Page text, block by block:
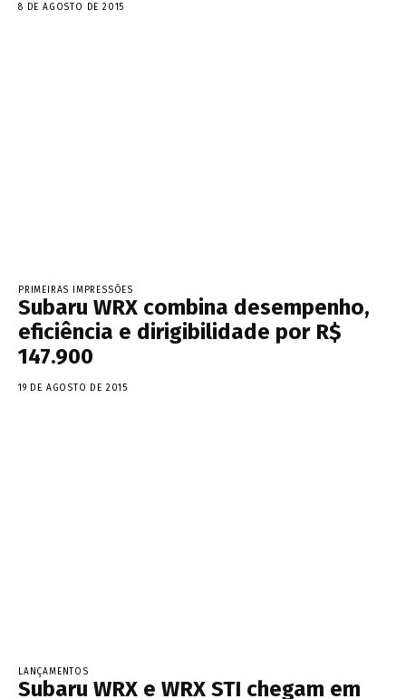
8 DE AGOSTO DE 2015
PRIMEIRAS IMPRESSÕES
Subaru WRX combina desempenho,
eficiência e dirigibilidade por R$
147.900
19 DE AGOSTO DE 2015
LANÇAMENTOS
Subaru WRX e WRX STI chegam em